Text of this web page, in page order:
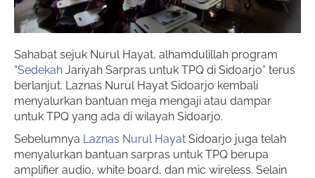
Sahabat sejuk Nurul Hayat, alhamdulillah program
“Sedekah Jariyah Sarpras untuk TPQ di Sidoarjo” terus
berlanjut. Laznas Nurul Hayat Sidoarjo kembali
menyalurkan bantuan meja mengaji atau dampar
untuk TPQ yang ada di wilayah Sidoarjo.
Sebelumnya Laznas Nurul Hayat Sidoarjo juga telah
menyalurkan bantuan sarpras untuk TPQ berupa
amplifier audio, white board, dan mic wireless. Selain